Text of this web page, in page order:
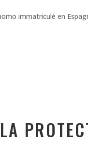
immatriculé en